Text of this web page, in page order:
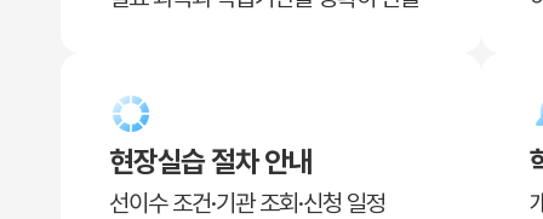
현장실습 절차 안내
선이수 조건·기관 조회·신청 일정